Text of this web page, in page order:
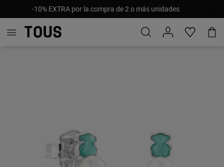
-10% EXTRA por la compra de 2 o más unidades